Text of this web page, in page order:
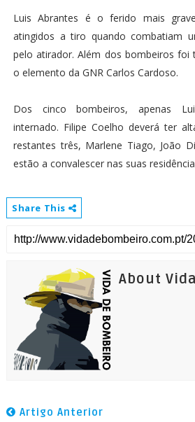
Luis Abrantes é o ferido mais
atingidos a tiro quando combatiam
pelo atirador. Além dos bombeiros
o elemento da GNR Carlos Cardoso.
Dos cinco bombeiros, apenas
internado. Filipe Coelho deverá ter
restantes três, Marlene Tiago, João
estão a convalescer nas suas
Share This
About
Artigo Anterior